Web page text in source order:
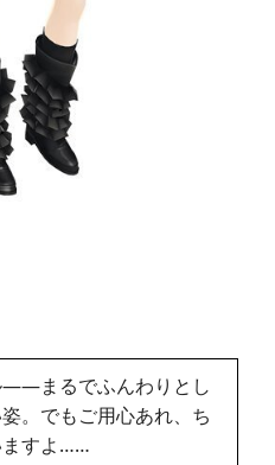
――まるでふんわりとし
。でもご用心あれ、ち
ますよ……